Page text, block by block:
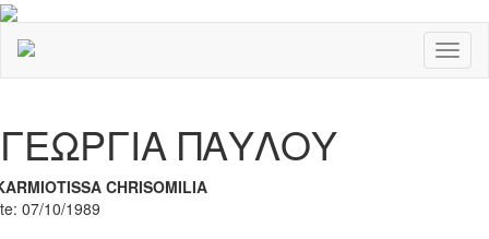
ΓΕΩΡΓΙΑ ΠΑΥΛΟΥ
CHRISOMILIA
07/10/1989